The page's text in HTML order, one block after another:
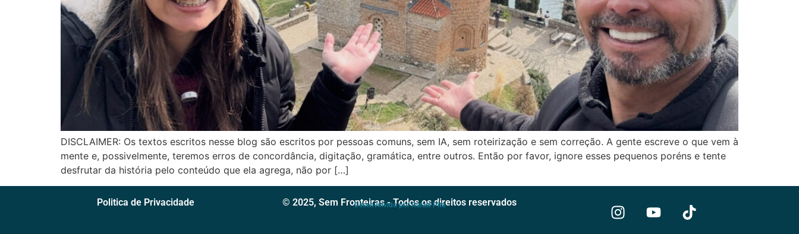
DISCLAIMER: Os textos escritos nesse blog são escritos por pessoas comuns, sem IA, sem roteirização e sem correção. A gente escreve o que vem à
mente e, possivelmente, teremos erros de concordância, digitação, gramática, entre outros. Então por favor, ignore esses pequenos poréns e tente
desfrutar da história pelo conteúdo que ela agrega, não por […]
Politica de Privacidade © 2025, Sem Fronteiras - Todos os direitos reservados
Desenvolvido por Rafael Pita